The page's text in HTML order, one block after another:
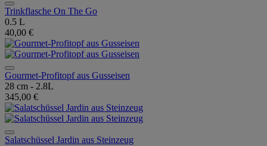
Trinkflasche On The Go
0.5 L
40,00 €
Gourmet-Profitopf aus Gusseisen
28 cm - 2.8L
345,00 €
Salatschüssel Jardin aus Steinzeug